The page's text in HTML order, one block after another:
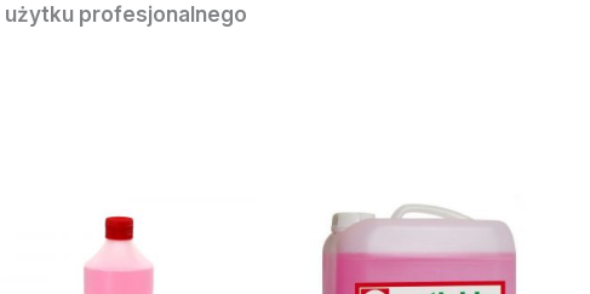
profesjonalnego